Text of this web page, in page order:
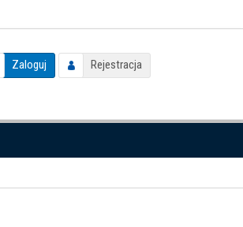
Zaloguj Rejestracja